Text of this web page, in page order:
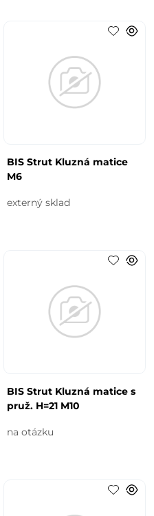
BIS Strut Kluzná matice
M6
externý sklad
BIS Strut Kluzná matice s
pruž. H=21 M10
na otázku